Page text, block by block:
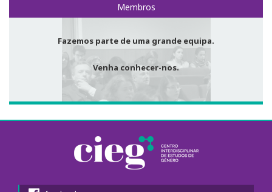
Membros
Fazemos parte de uma grande equipa.
Venha conhecer-nos.